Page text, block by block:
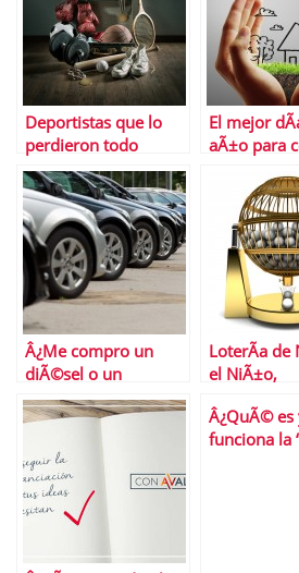
Deportistas que lo
perdieron todo
El mejor
aÃ±o para
Â¿Me compro un
diÃ©sel o un
gasolina?
LoterÃ­a de
el NiÃ±o,
cuÃ¡l nos
Â¿QuÃ© es
funciona la